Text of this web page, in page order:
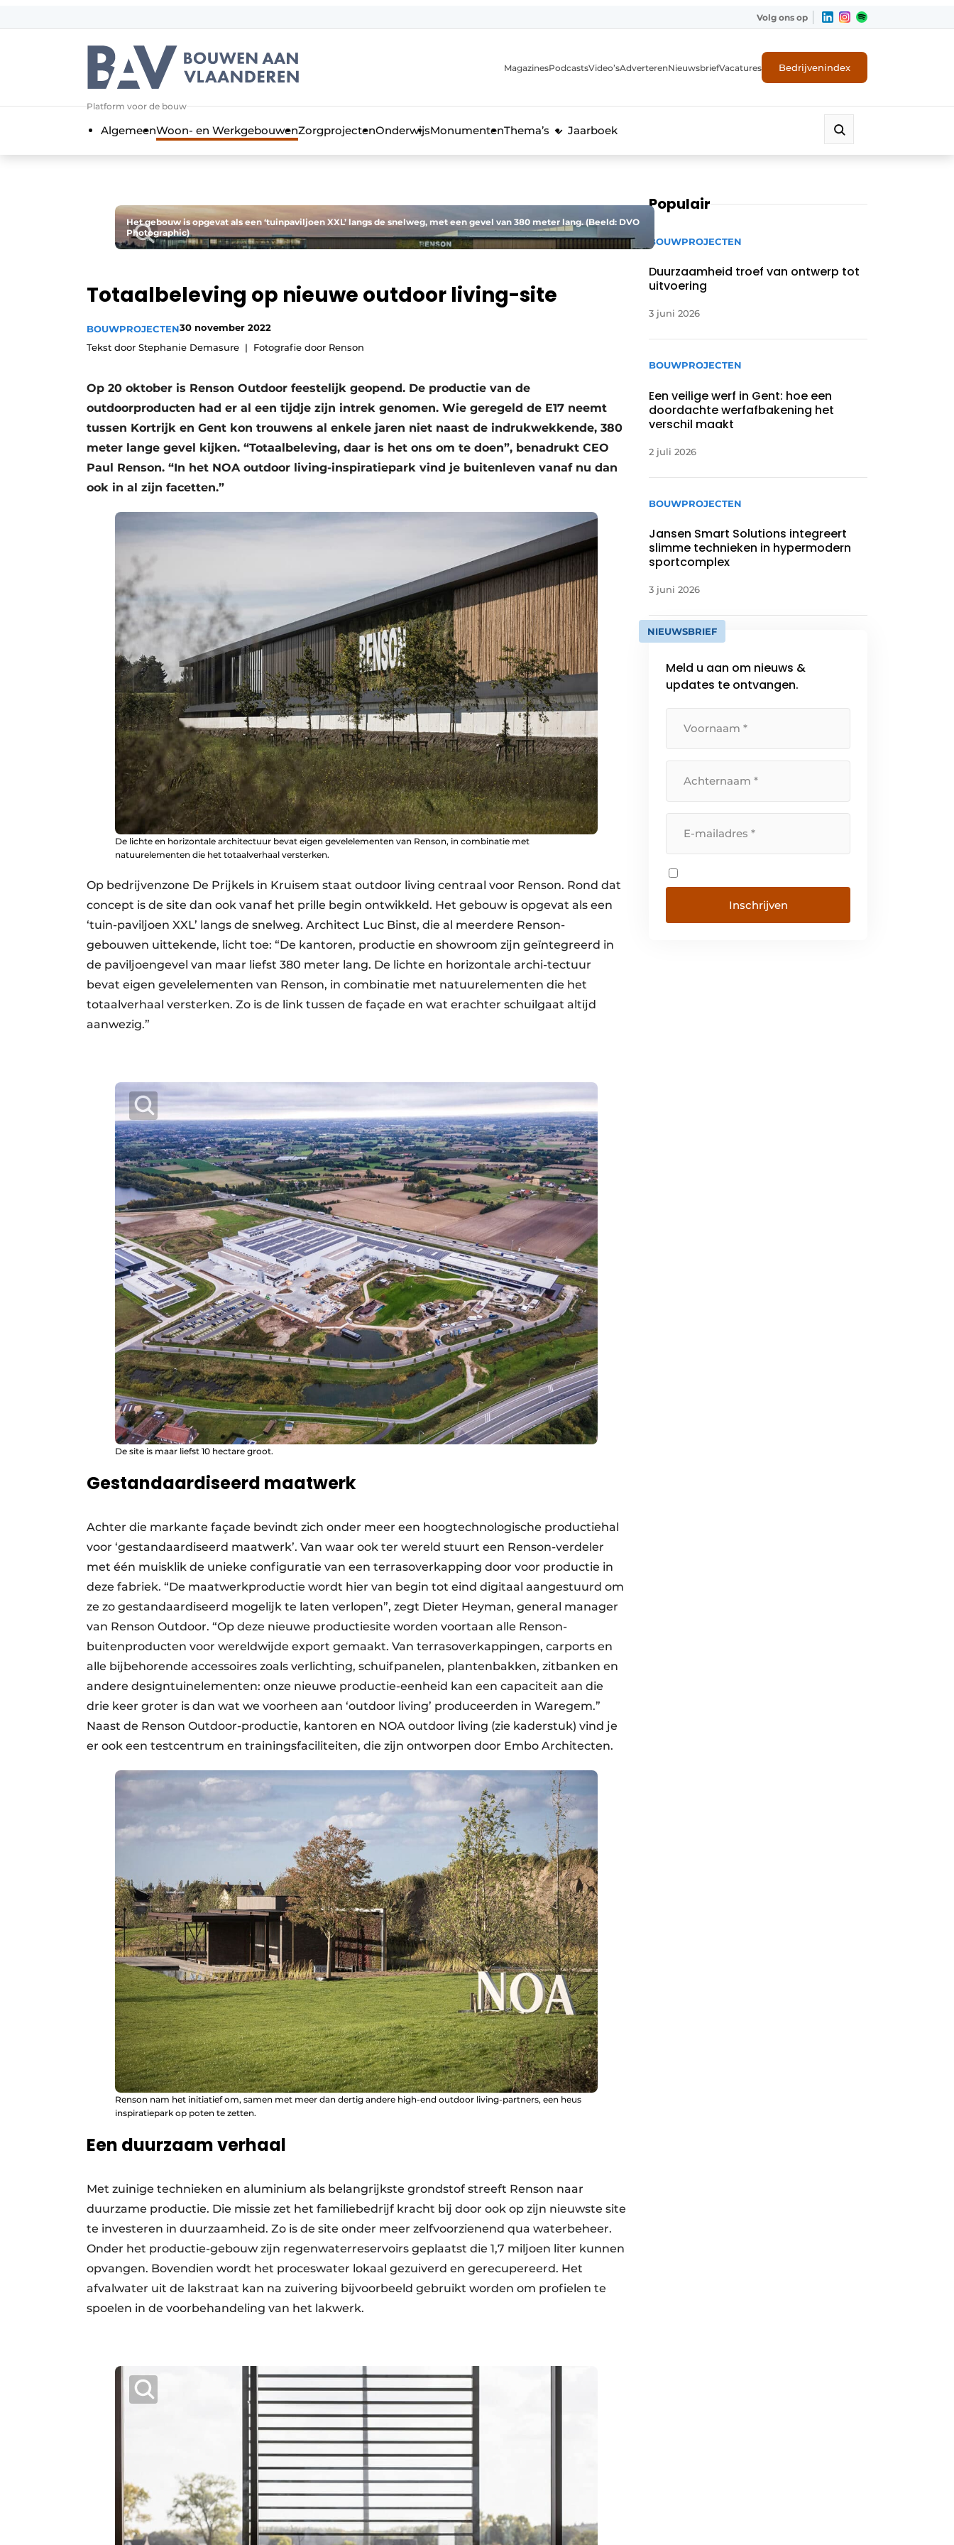
Aanmelden
Algemene voorwaarden
Bedrijven
Contact
Jaarboek
Meest gelezen
Podcasts
Privacy / Cookie statement
Vacature aanmelden
Video’s
Aanmelden
Bedrijven
Bedrijven
Volg ons op
Platform voor de bouw
MagazinesPodcastsVideo’sAdverterenNieuwsbriefVacatures Bedrijvenindex
AlgemeenWoon- en WerkgebouwenZorgprojectenOnderwijsMonumentenThema’s Jaarboek
Het gebouw is opgevat als een ‘tuinpaviljoen XXL’ langs de snelweg, met een gevel van 380 meter lang. (Beeld: DVO
Photographic)
Totaalbeleving op nieuwe outdoor living-site
BOUWPROJECTEN30 november 2022
Tekst door Stephanie Demasure
Fotografie door Renson
Op 20 oktober is Renson Outdoor feestelijk geopend. De productie van de
outdoorproducten had er al een tijdje zijn intrek genomen. Wie geregeld de E17 neemt
tussen Kortrijk en Gent kon trouwens al enkele jaren niet naast de indrukwekkende, 380
meter lange gevel kijken. “Totaalbeleving, daar is het ons om te doen”, benadrukt CEO
Paul Renson. “In het NOA outdoor living-inspiratiepark vind je buitenleven vanaf nu dan
ook in al zijn facetten.”
De lichte en horizontale architectuur bevat eigen gevelelementen van Renson, in combinatie met
natuurelementen die het totaalverhaal versterken.
Op bedrijvenzone De Prijkels in Kruisem staat outdoor living centraal voor Renson. Rond dat
concept is de site dan ook vanaf het prille begin ontwikkeld. Het gebouw is opgevat als een
‘tuin-paviljoen XXL’ langs de snelweg. Architect Luc Binst, die al meerdere Renson-
gebouwen uittekende, licht toe: “De kantoren, productie en showroom zijn geïntegreerd in
de paviljoengevel van maar liefst 380 meter lang. De lichte en horizontale archi-tectuur
bevat eigen gevelelementen van Renson, in combinatie met natuurelementen die het
totaalverhaal versterken. Zo is de link tussen de façade en wat erachter schuilgaat altijd
aanwezig.”
De site is maar liefst 10 hectare groot.
Gestandaardiseerd maatwerk
Achter die markante façade bevindt zich onder meer een hoogtechnologische productiehal
voor ‘gestandaardiseerd maatwerk’. Van waar ook ter wereld stuurt een Renson-verdeler
met één muisklik de unieke configuratie van een terrasoverkapping door voor productie in
deze fabriek. “De maatwerkproductie wordt hier van begin tot eind digitaal aangestuurd om
ze zo gestandaardiseerd mogelijk te laten verlopen”, zegt Dieter Heyman, general manager
van Renson Outdoor. “Op deze nieuwe productiesite worden voortaan alle Renson-
buitenproducten voor wereldwijde export gemaakt. Van terrasoverkappingen, carports en
alle bijbehorende accessoires zoals verlichting, schuifpanelen, plantenbakken, zitbanken en
andere designtuinelementen: onze nieuwe productie-eenheid kan een capaciteit aan die
drie keer groter is dan wat we voorheen aan ‘outdoor living’ produceerden in Waregem.”
Naast de Renson Outdoor-productie, kantoren en NOA outdoor living (zie kaderstuk) vind je
er ook een testcentrum en trainingsfaciliteiten, die zijn ontworpen door Embo Architecten.
Renson nam het initiatief om, samen met meer dan dertig andere high-end outdoor living-partners, een heus
inspiratiepark op poten te zetten.
Een duurzaam verhaal
Met zuinige technieken en aluminium als belangrijkste grondstof streeft Renson naar
duurzame productie. Die missie zet het familiebedrijf kracht bij door ook op zijn nieuwste site
te investeren in duurzaamheid. Zo is de site onder meer zelfvoorzienend qua waterbeheer.
Onder het productie-gebouw zijn regenwaterreservoirs geplaatst die 1,7 miljoen liter kunnen
opvangen. Bovendien wordt het proceswater lokaal gezuiverd en gerecupereerd. Het
afvalwater uit de lakstraat kan na zuivering bijvoorbeeld gebruikt worden om profielen te
spoelen in de voorbehandeling van het lakwerk.
Populair
BOUWPROJECTEN
Duurzaamheid troef van ontwerp tot
uitvoering
3 juni 2026
BOUWPROJECTEN
Een veilige werf in Gent: hoe een
doordachte werfafbakening het
verschil maakt
2 juli 2026
BOUWPROJECTEN
Jansen Smart Solutions integreert
slimme technieken in hypermodern
sportcomplex
3 juni 2026
NIEUWSBRIEF
Meld u aan om nieuws &
updates te ontvangen.